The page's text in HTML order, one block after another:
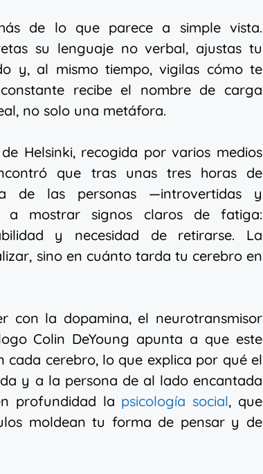
de lo que parece a simple vista.
su lenguaje no verbal, ajustas tu
y, al mismo tiempo, vigilas cómo te
recibe el nombre de carga
no solo una metáfora.
Helsinki, recogida por varios medios
que tras unas tres horas de
de las personas —introvertidas y
a mostrar signos claros de fatiga:
y necesidad de retirarse. La
sino en cuánto tarda tu cerebro en
con la dopamina, el neurotransmisor
Colin DeYoung apunta a que este
cerebro, lo que explica por qué el
y a la persona de al lado encantada
profundidad la psicología social, que
moldean tu forma de pensar y de